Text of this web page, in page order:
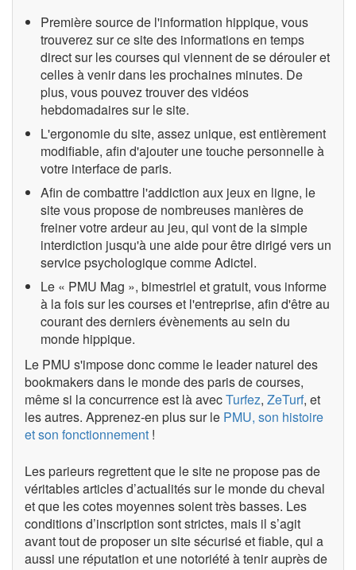
Première source de l'information hippique, vous
trouverez sur ce site des informations en temps
direct sur les courses qui viennent de se dérouler et
celles à venir dans les prochaines minutes. De
plus, vous pouvez trouver des vidéos
hebdomadaires sur le site.
L'ergonomie du site, assez unique, est entièrement
modifiable, afin d'ajouter une touche personnelle à
votre interface de paris.
Afin de combattre l'addiction aux jeux en ligne, le
site vous propose de nombreuses manières de
freiner votre ardeur au jeu, qui vont de la simple
interdiction jusqu'à une aide pour être dirigé vers un
service psychologique comme Adictel.
Le « PMU Mag », bimestriel et gratuit, vous informe
à la fois sur les courses et l'entreprise, afin d'être au
courant des derniers évènements au sein du
monde hippique.
Le PMU s'impose donc comme le leader naturel des
bookmakers dans le monde des paris de courses,
même si la concurrence est là avecTurfez, ZeTurf, et
les autres. Apprenez-en plus sur le PMU, son histoire
et son fonctionnement !
Les parieurs regrettent que le site ne propose pas de
véritables articles d’actualités sur le monde du cheval
et que les cotes moyennes soient très basses. Les
conditions d’inscription sont strictes, mais il s’agit
avant tout de proposer un site sécurisé et fiable, qui a
aussi une réputation et une notoriété à tenir auprès de